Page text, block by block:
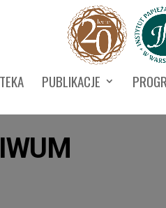
PUBLIKACJE